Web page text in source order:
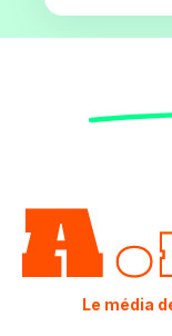
Le média